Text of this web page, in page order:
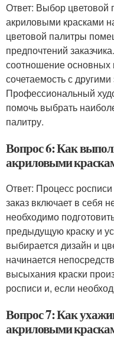
Ответ: Выбор цветовой
акриловыми красками
цветовой палитры
предпочтений
соотношение основных
сочетаемость с
Профессиональный
помочь выбрать
палитру.
Вопрос 6: Как
акриловыми
Ответ: Процесс
заказ включает в себя
необходимо
предыдущую краску и
выбирается дизайн и
начинается
высыхания краски
росписи и, если
Вопрос 7: Как
акриловыми